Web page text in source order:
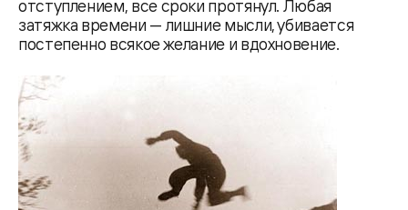
отступлением, все сроки протянул. Любая
затяжка времени — лишние мысли, убивается
постепенно всякое желание и вдохновение.